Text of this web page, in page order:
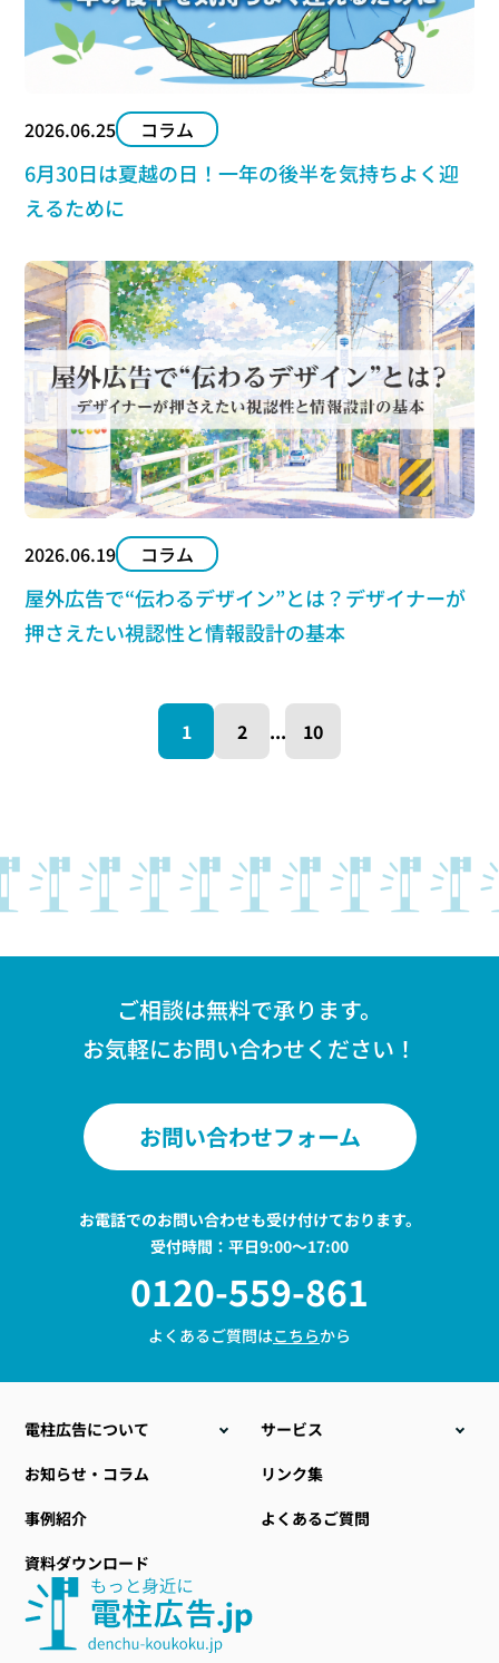
2026.06.25 コラム
6月30日は夏越の日！一年の後半を気持ちよく迎
えるために
2026.06.19 コラム
屋外広告で“伝わるデザイン”とは？デザイナーが
押さえたい視認性と情報設計の基本
1 2 ... 10
ご相談は無料で承ります。
お気軽にお問い合わせください！
お問い合わせフォーム
お電話でのお問い合わせも受け付けております。
受付時間：平日9:00〜17:00
0120-559-861
よくあるご質問はこちらから
電柱広告について
こんな時こそ電柱広告
電柱広告のデザイン
提出までの流れ
おすすめ空き電柱情報
サービス
電柱位置情報データ販売
お知らせ・コラム
リンク集
事例紹介
よくあるご質問
資料ダウンロード